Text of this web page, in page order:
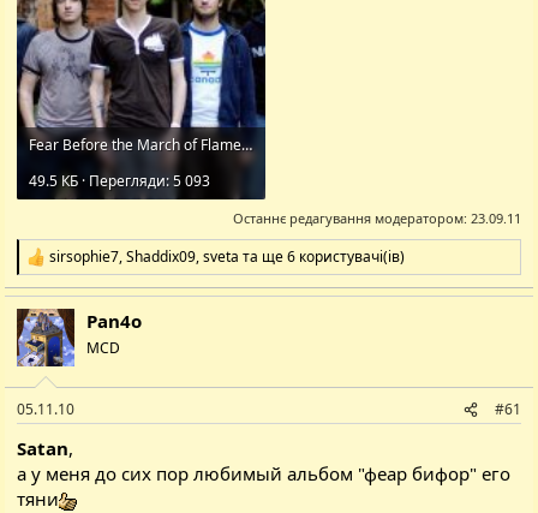
Fear Before the March of Flames.jpg
49.5 КБ · Перегляди: 5 093
Останнє редагування модератором: 23.09.11
Р
е
а
к
ц
і
sirsophie7,Shaddix09,sveta та ще 6 користувачі(ів)
Pan4o
MCD
05.11.10 #61
Satan,
а у меня до сих пор любимый альбом "феар бифор" его
тяни